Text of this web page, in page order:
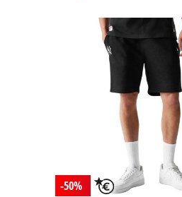
-50%